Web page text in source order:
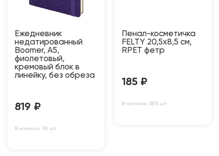
Ежедневник
недатированный
Boomer, А5,
фиолетовый,
кремовый блок в
линейку, без обреза
819 ₽
В наличии: 761 шт
Пенал-косметичка
FELTY 20,5х8,5 см,
RPET фетр
185 ₽
В наличии: 3875 шт